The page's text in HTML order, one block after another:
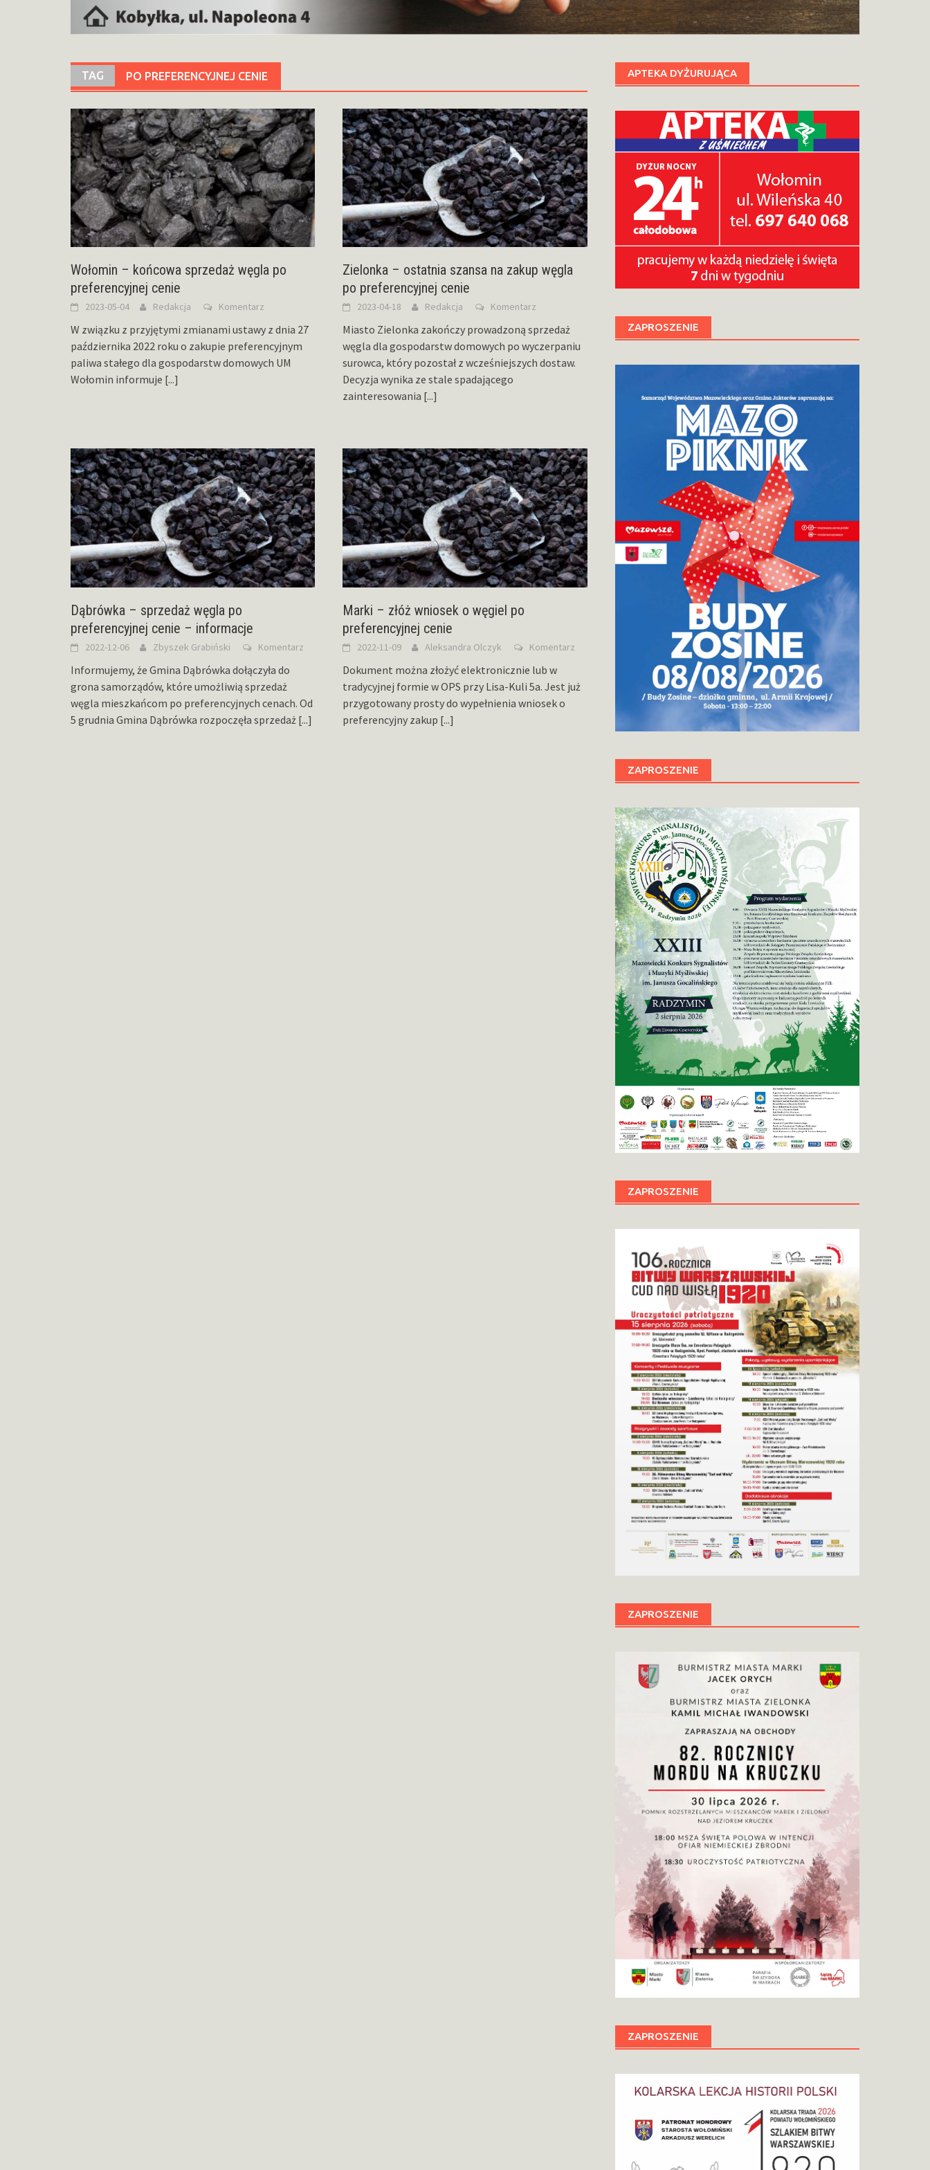
TAG PO PREFERENCYJNEJ CENIE
Wołomin – końcowa sprzedaż węgla po
preferencyjnej cenie
2023-05-04 Redakcja Komentarz
W związku z przyjętymi zmianami ustawy z dnia 27
października 2022 roku o zakupie preferencyjnym
paliwa stałego dla gospodarstw domowych UM
Wołomin informuje [...]
Zielonka – ostatnia szansa na zakup węgla
po preferencyjnej cenie
2023-04-18 Redakcja Komentarz
Miasto Zielonka zakończy prowadzoną sprzedaż
węgla dla gospodarstw domowych po wyczerpaniu
surowca, który pozostał z wcześniejszych dostaw.
Decyzja wynika ze stale spadającego
zainteresowania [...]
Dąbrówka – sprzedaż węgla po
preferencyjnej cenie – informacje
2022-12-06 Zbyszek Grabiński Komentarz
Informujemy, że Gmina Dąbrówka dołączyła do
grona samorządów, które umożliwią sprzedaż
węgla mieszkańcom po preferencyjnych cenach. Od
5 grudnia Gmina Dąbrówka rozpoczęła sprzedaż [...]
Marki – złóż wniosek o węgiel po
preferencyjnej cenie
2022-11-09 Aleksandra Olczyk Komentarz
Dokument można złożyć elektronicznie lub w
tradycyjnej formie w OPS przy Lisa-Kuli 5a. Jest już
przygotowany prosty do wypełnienia wniosek o
preferencyjny zakup [...]
APTEKA DYŻURUJĄCA
ZAPROSZENIE
ZAPROSZENIE
ZAPROSZENIE
ZAPROSZENIE
ZAPROSZENIE